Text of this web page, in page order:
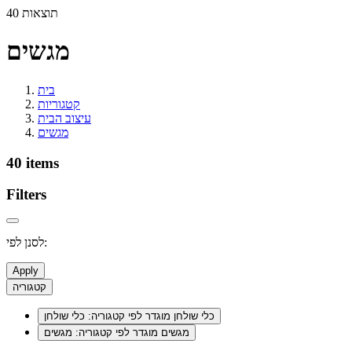
40 תוצאות
מגשים
בית
קטגוריות
עיצוב הבית
מגשים
40 items
Filters
לסנן לפי:
Apply
קטגוריה
כלי שולחן מוגדר לפי קטגוריה: כלי שולחן
מגשים מוגדר לפי קטגוריה: מגשים